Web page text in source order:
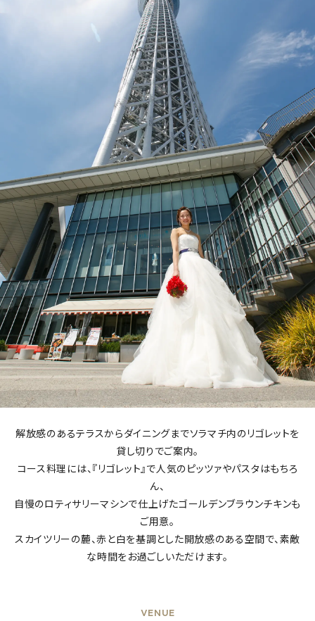
解放感のあるテラスからダイニングまでソラマチ内のリゴレットを
貸し切りでご案内。
コース料理には、『リゴレット』で人気のピッツァやパスタはもちろ
ん、
自慢のロティサリーマシンで仕上げたゴールデンブラウンチキンも
ご用意。
スカイツリーの麓、赤と白を基調とした開放感のある空間で、素敵
な時間をお過ごしいただけます。
VENUE